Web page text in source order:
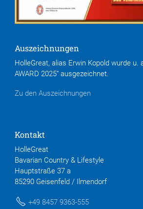
Auszeichnungen
HolleGreat, alias Erwin Kopold wurde u.
AWARD 2025“ ausgezeichnet.
Zu den Auszeichnungen
Kontakt
HolleGreat
Bavarian Country & Lifestyle
Hauptstraße 37 a
85290 Geisenfeld / Ilmendorf
+49 8457 9363-555